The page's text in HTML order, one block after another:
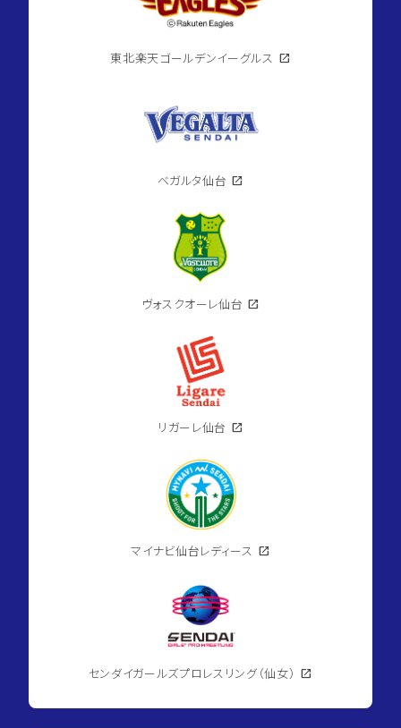
東北楽天ゴールデンイーグルス open_in_new
ベガルタ仙台 open_in_new
ヴォスクオーレ仙台 open_in_new
リガーレ仙台 open_in_new
マイナビ仙台レディース open_in_new
センダイガールズプロレスリング（仙女） open_in_new